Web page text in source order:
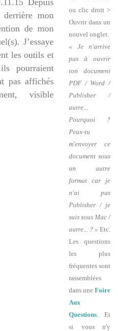
Depuis
derrière mon
de mon
J’essaye
les outils et
pourraient
pas affichés
visible
ou clic droit >
Ouvrir dans un
nouvel onglet.
« Je n'arrive
pas à ouvrir
ton document
PDF / Word /
Publisher /
autre...
Pourquoi ?
Peux-tu
m'envoyer ce
document sous
un autre
format car je
n'ai pas
Publisher / je
suis sous Mac /
autre... ? » Etc.
Les questions
les plus
fréquentes sont
rassemblées
dans une Foire
Aux
Questions . Et
si vous n'y